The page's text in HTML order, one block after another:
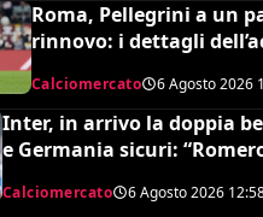
Roma, Pellegrini a un
rinnovo: i dettagli
Calciomercato 6 Agosto 2026
Inter, in arrivo la doppia
e Germania sicuri:
all’Atletico e Diaby al Bayer”
Calciomercato 6 Agosto 2026